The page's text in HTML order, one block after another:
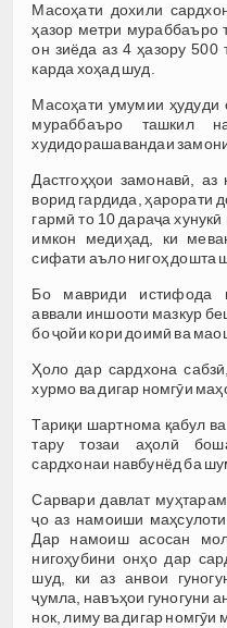
Масоҳати дохили
ҳазор метри мураббаъро
он зиёда аз 4 ҳазору 500
карда хоҳад шуд.
Масоҳати умумии ҳудуди
мураббаъро ташкил
худидорашавандаи
Дастгоҳҳои замонавӣ,
ворид гардида, ҳарорати
гармӣ то 10 дараҷа
имкон медиҳад, ки
сифати аъло нигоҳ дошта
Бо мавриди истифода
аввали иншооти мазкур
бо ҷойи кори доимӣ ва
Ҳоло дар сардхона
хурмо ва дигар номгӯи
Тариқи шартнома қабул
тару тозаи аҳолӣ
сардхонаи навбунёд ба
Сарвари давлат
ҷо аз намоиши
Дар намоиш асосан
нигоҳубини онҳо дар
шуд, ки аз анвои
ҷумла, навъҳои гуногуни
нок, лиму ва дигар номгӯи